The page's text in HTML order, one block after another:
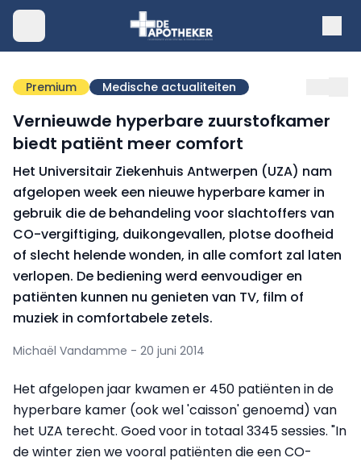
Premium Medische actualiteiten
Vernieuwde hyperbare zuurstofkamer
biedt patiënt meer comfort
Het Universitair Ziekenhuis Antwerpen (UZA) nam
afgelopen week een nieuwe hyperbare kamer in
gebruik die de behandeling voor slachtoffers van
CO-vergiftiging, duikongevallen, plotse doofheid
of slecht helende wonden, in alle comfort zal laten
verlopen. De bediening werd eenvoudiger en
patiënten kunnen nu genieten van TV, film of
muziek in comfortabele zetels.
Michaël Vandamme - 20 juni 2014
Het afgelopen jaar kwamen er 450 patiënten in de
hyperbare kamer (ook wel 'caisson' genoemd) van
het UZA terecht. Goed voor in totaal 3345 sessies. "In
de winter zien we vooral patiënten die een CO-